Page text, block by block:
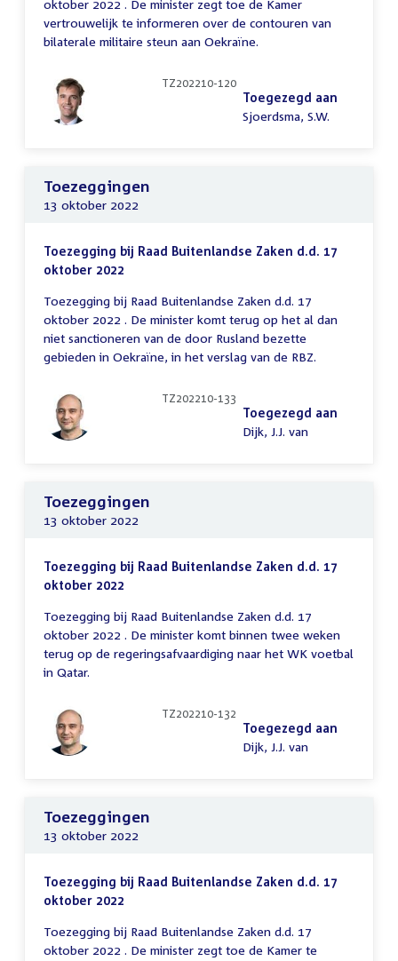
oktober 2022 . De minister zegt toe de Kamer
vertrouwelijk te informeren over de contouren van
bilaterale militaire steun aan Oekraïne.
TZ202210-120
Toegezegd aan
Sjoerdsma, S.W.
Toezeggingen
13 oktober 2022
Toezegging bij Raad Buitenlandse Zaken d.d. 17
oktober 2022
Toezegging bij Raad Buitenlandse Zaken d.d. 17
oktober 2022 . De minister komt terug op het al dan
niet sanctioneren van de door Rusland bezette
gebieden in Oekraïne, in het verslag van de RBZ.
TZ202210-133
Toegezegd aan
Dijk, J.J. van
Toezeggingen
13 oktober 2022
Toezegging bij Raad Buitenlandse Zaken d.d. 17
oktober 2022
Toezegging bij Raad Buitenlandse Zaken d.d. 17
oktober 2022 . De minister komt binnen twee weken
terug op de regeringsafvaardiging naar het WK voetbal
in Qatar.
TZ202210-132
Toegezegd aan
Dijk, J.J. van
Toezeggingen
13 oktober 2022
Toezegging bij Raad Buitenlandse Zaken d.d. 17
oktober 2022
Toezegging bij Raad Buitenlandse Zaken d.d. 17
oktober 2022 . De minister zegt toe de Kamer te